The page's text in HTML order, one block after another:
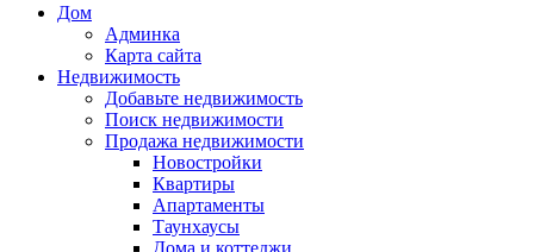
Дом
Админка
Карта сайта
Недвижимость
Добавьте недвижимость
Поиск недвижимости
Продажа недвижимости
Новостройки
Квартиры
Апартаменты
Таунхаусы
Дома и коттеджи